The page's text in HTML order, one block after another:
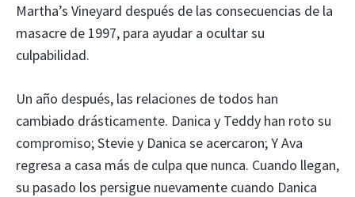
Martha’s Vineyard después de las consecuencias de la
masacre de 1997, para ayudar a ocultar su
culpabilidad.
Un año después, las relaciones de todos han
cambiado drásticamente. Danica y Teddy han roto su
compromiso; Stevie y Danica se acercaron; Y Ava
regresa a casa más de culpa que nunca. Cuando llegan,
su pasado los persigue nuevamente cuando Danica